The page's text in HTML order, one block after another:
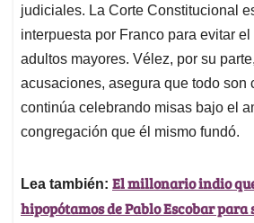
judiciales. La Corte Constitucional
interpuesta por Franco para evitar
adultos mayores. Vélez, por su
acusaciones, asegura que todo son
continúa celebrando misas bajo el
congregación que él mismo fundó.
Lea también: El millonario indio
hipopótamos de Pablo Escobar